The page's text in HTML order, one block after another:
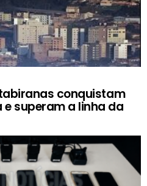
conquistam
superam a linha da